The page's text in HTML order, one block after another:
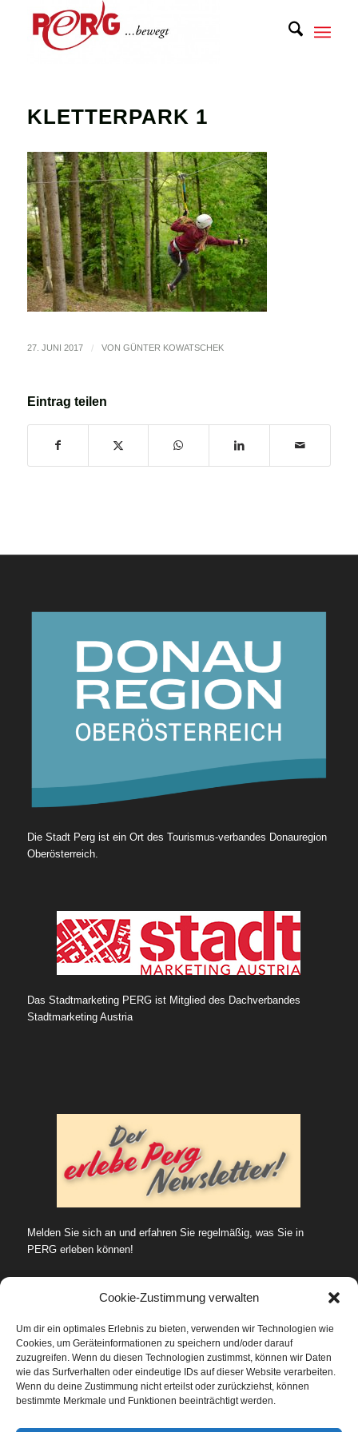
Cookie-Zustimmung verwalten
Um dir ein optimales Erlebnis zu bieten, verwenden wir Technologien wie
Cookies, um Geräteinformationen zu speichern und/oder darauf
zuzugreifen. Wenn du diesen Technologien zustimmst, können wir Daten
wie das Surfverhalten oder eindeutige IDs auf dieser Website verarbeiten.
Wenn du deine Zustimmung nicht erteilst oder zurückziehst, können
bestimmte Merkmale und Funktionen beeinträchtigt werden.
KLETTERPARK 1
27. JUNI 2017 / VON GÜNTER KOWATSCHEK
Eintrag teilen
Die Stadt Perg ist ein Ort des Tourismus-verbandes Donauregion
Oberösterreich.
Das Stadtmarketing PERG ist Mitglied des Dachverbandes
Stadtmarketing Austria
Melden Sie sich an und erfahren Sie regelmäßig, was Sie in
PERG erleben können!
SUCHE…